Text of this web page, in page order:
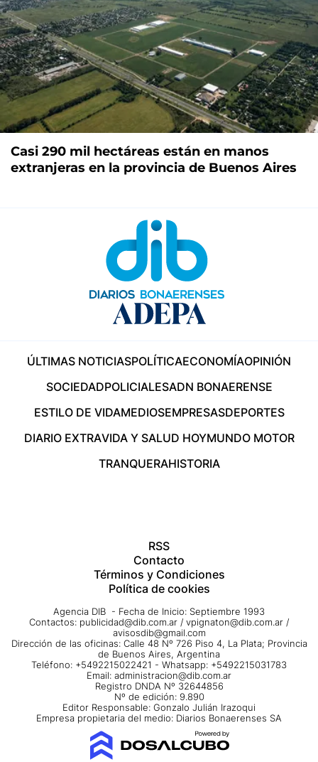
Casi 290 mil hectáreas están en manos
extranjeras en la provincia de Buenos Aires
ÚLTIMAS NOTICIASPOLÍTICAECONOMÍAOPINIÓN
SOCIEDADPOLICIALESADN BONAERENSE
ESTILO DE VIDAMEDIOSEMPRESASDEPORTES
DIARIO EXTRAVIDA Y SALUD HOYMUNDO MOTOR
TRANQUERAHISTORIA
RSS
Contacto
Términos y Condiciones
Política de cookies
Agencia DIB - Fecha de Inicio: Septiembre 1993
Contactos: publicidad@dib.com.ar / vpignaton@dib.com.ar /
avisosdib@gmail.com
Dirección de las oficinas: Calle 48 Nº 726 Piso 4, La Plata; Provincia
de Buenos Aires, Argentina
Teléfono: +5492215022421 - Whatsapp: +5492215031783
Email: administracion@dib.com.ar
Registro DNDA Nº 32644856
Nº de edición: 9.890
Editor Responsable: Gonzalo Julián Irazoqui
Empresa propietaria del medio: Diarios Bonaerenses SA